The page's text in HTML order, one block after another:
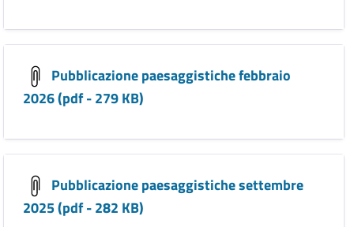
Pubblicazione paesaggistiche febbraio
2026 (pdf - 279 KB)
Pubblicazione paesaggistiche settembre
2025 (pdf - 282 KB)